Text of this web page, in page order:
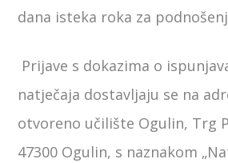
dana isteka roka za
Prijave s dokazima o
natječaja dostavljaju se na
otvoreno učilište Ogulin, Trg
47300 Ogulin, s naznakom